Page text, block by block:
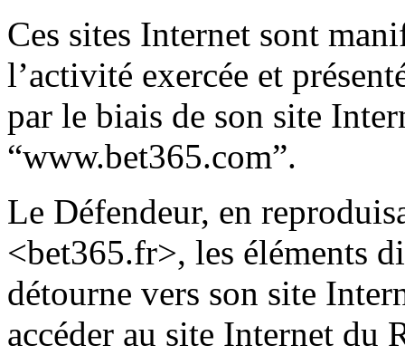
Ces sites Internet sont
l’activité exercée et
par le biais de son site
“www.bet365.com”.
Le Défendeur, en
<bet365.fr>, les éléments
détourne vers son site
accéder au site Internet du